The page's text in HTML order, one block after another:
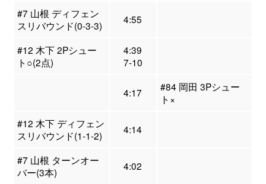
#7 山根 ディフェン
スリバウンド(0-3-3)
4:55
#12 木下 2Pシュー
ト○(2点)
4:39
7-10
4:17
#84 岡田 3Pシュー
ト×
#12 木下 ディフェン
スリバウンド(1-1-2)
4:14
#7 山根 ターンオー
バー(3本)
4:02